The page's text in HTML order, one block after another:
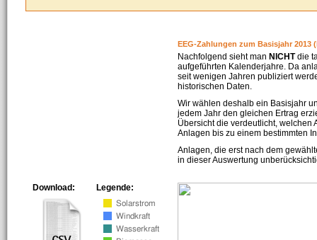
EEG-Zahlungen zum Basisjahr 2013
Nachfolgend sieht man NICHTdie
aufgeführten Kalenderjahre. Da
seit wenigen Jahren publiziert
historischen Daten.
Wir wählen deshalb ein Basisjahr
jedem Jahr den gleichen Ertrag
Übersicht die verdeutlicht, welchen
Anlagen bis zu einem bestimmten
Anlagen, die erst nach dem
in dieser Auswertung
Legende:
Download: